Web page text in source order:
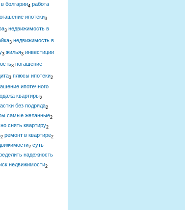
болгарии4 работа
ипотеки3
3 недвижимость в
3 недвижимость в
3 жилья3 инвестиции
3 погашение
3 плюсы ипотеки2
ипотечного
квартиры2
без подряда2
самые желанные2
снять квартиру2
2 ремонт в квартире2
2 суть
надежность
недвижимости2